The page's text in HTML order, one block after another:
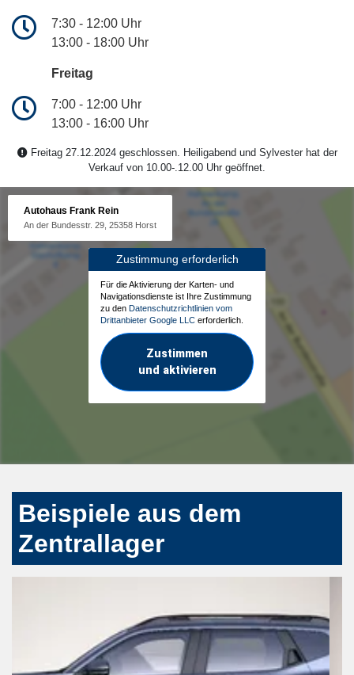
7:30 - 12:00 Uhr
13:00 - 18:00 Uhr
Freitag
7:00 - 12:00 Uhr
13:00 - 16:00 Uhr
Freitag 27.12.2024 geschlossen. Heiligabend und Sylvester hat der
Verkauf von 10.00-.12.00 Uhr geöffnet.
Autohaus Frank Rein
An der Bundesstr. 29, 25358 Horst
Zustimmung erforderlich
Für die Aktivierung der Karten- und
Navigationsdienste ist Ihre Zustimmung
zu den Datenschutzrichtlinien vom
Drittanbieter Google LLC erforderlich.
Zustimmen
und aktivieren
Beispiele aus dem
Zentrallager